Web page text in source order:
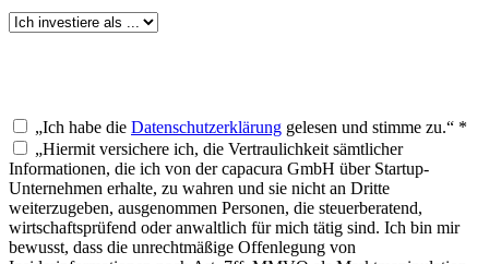
„Ich habe die Datenschutzerklärung gelesen und stimme zu.“ *
„Hiermit versichere ich, die Vertraulichkeit sämtlicher
Informationen, die ich von der capacura GmbH über Startup-
Unternehmen erhalte, zu wahren und sie nicht an Dritte
weiterzugeben, ausgenommen Personen, die steuerberatend,
wirtschaftsprüfend oder anwaltlich für mich tätig sind. Ich bin mir
bewusst, dass die unrechtmäßige Offenlegung von